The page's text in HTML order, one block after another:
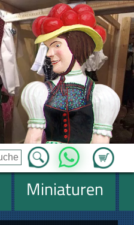
Zum
WhatsApp
Miniaturen